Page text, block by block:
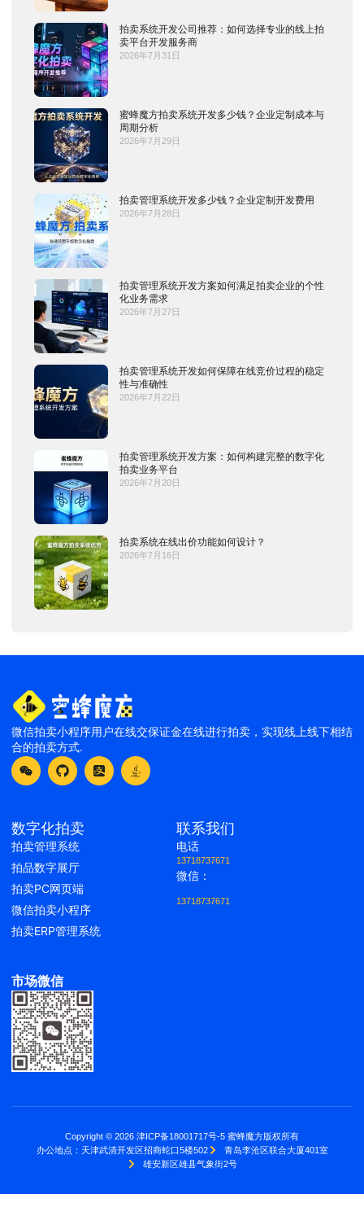
拍卖系统开发公司推荐：如何选择专业的线上拍
卖平台开发服务商
2026年7月31日
蜜蜂魔方拍卖系统开发多少钱？企业定制成本与
周期分析
2026年7月29日
拍卖管理系统开发多少钱？企业定制开发费用
2026年7月28日
拍卖管理系统开发方案如何满足拍卖企业的个性
化业务需求
2026年7月27日
拍卖管理系统开发如何保障在线竞价过程的稳定
性与准确性
2026年7月22日
拍卖管理系统开发方案：如何构建完整的数字化
拍卖业务平台
2026年7月20日
拍卖系统在线出价功能如何设计？
2026年7月16日
微信拍卖小程序用户在线交保证金在线进行拍卖，实现线上线下相结
合的拍卖方式.
数字化拍卖
拍卖管理系统
拍品数字展厅
拍卖PC网页端
微信拍卖小程序
拍卖ERP管理系统
联系我们
电话
13718737671
微信：
13718737671
市场微信
Copyright © 2026 津ICP备18001717号-5 蜜蜂魔方版权所有
办公地点： 天津武清开发区招商蛇口5楼502
青岛李沧区联合大厦401室
雄安新区雄县气象街2号